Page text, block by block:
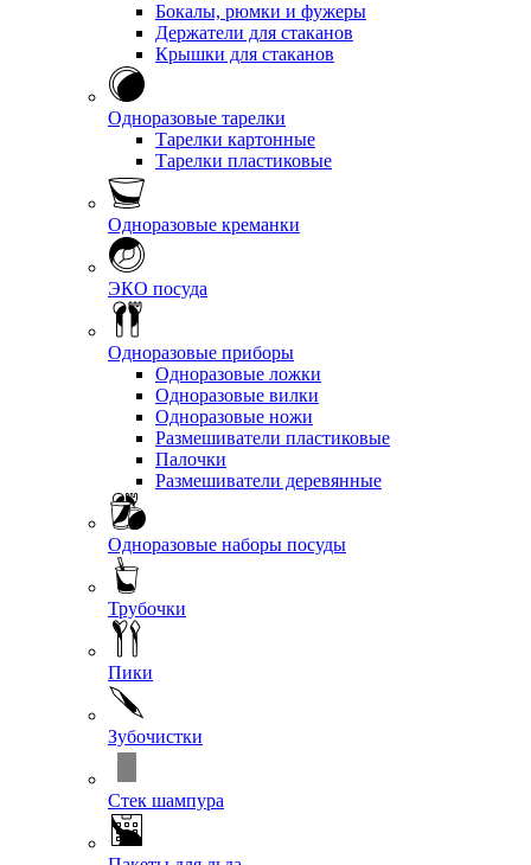
Бокалы, рюмки и фужеры
Держатели для стаканов
Крышки для стаканов
Одноразовые тарелки
Тарелки картонные
Тарелки пластиковые
Одноразовые креманки
ЭКО посуда
Одноразовые приборы
Одноразовые ложки
Одноразовые вилки
Одноразовые ножи
Размешиватели пластиковые
Палочки
Размешиватели деревянные
Одноразовые наборы посуды
Трубочки
Пики
Зубочистки
Стек шампура